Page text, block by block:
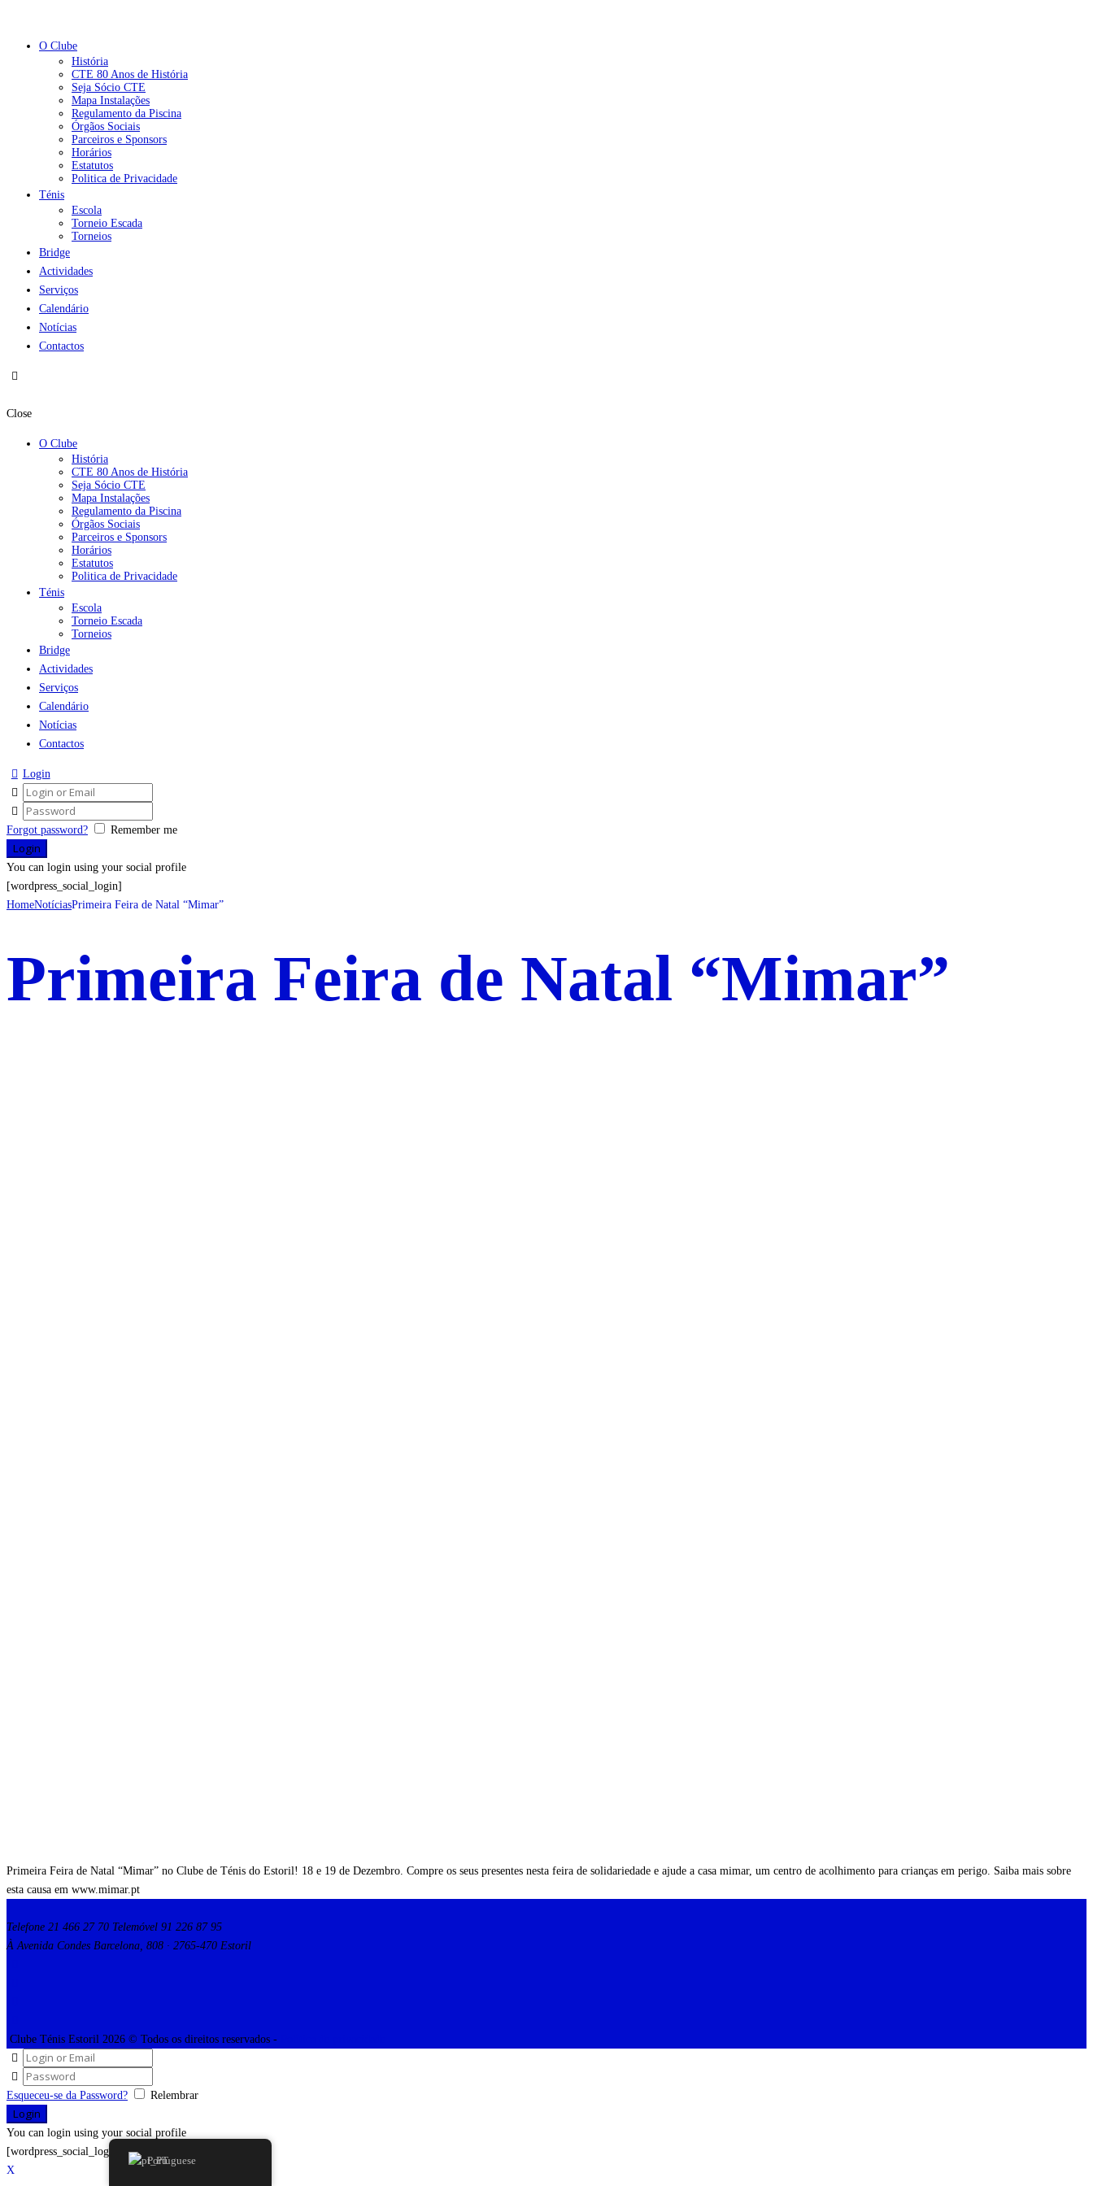
O Clube
História
CTE 80 Anos de História
Seja Sócio CTE
Mapa Instalações
Regulamento da Piscina
Órgãos Sociais
Parceiros e Sponsors
Horários
Estatutos
Politica de Privacidade
Ténis
Escola
Torneio Escada
Torneios
Bridge
Actividades
Serviços
Calendário
Notícias
Contactos
Close
O Clube
História
CTE 80 Anos de História
Seja Sócio CTE
Mapa Instalações
Regulamento da Piscina
Órgãos Sociais
Parceiros e Sponsors
Horários
Estatutos
Politica de Privacidade
Ténis
Escola
Torneio Escada
Torneios
Bridge
Actividades
Serviços
Calendário
Notícias
Contactos
Login
Forgot password? Remember me
You can login using your social profile
[wordpress_social_login]
HomeNotíciasPrimeira Feira de Natal “Mimar”
Primeira Feira de Natal “Mimar”
Primeira Feira de Natal “Mimar” no Clube de Ténis do Estoril! 18 e 19 de Dezembro. Compre os seus presentes nesta feira de solidariedade e ajude a casa mimar, um centro de acolhimento para crianças em perigo. Saiba mais sobre
esta causa em www.mimar.pt
Telefone 21 466 27 70 Telemóvel 91 226 87 95
À Avenida Condes Barcelona, 808 · 2765-470 Estoril
Clube Ténis Estoril 2026 © Todos os direitos reservados -
Esqueceu-se da Password? Relembrar
You can login using your social profile
[wordpress_social_login]
Portuguese
X